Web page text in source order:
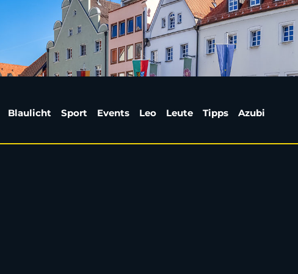
erfordern neues
Blaulicht Sport Events Leo Leute Tipps Azubi